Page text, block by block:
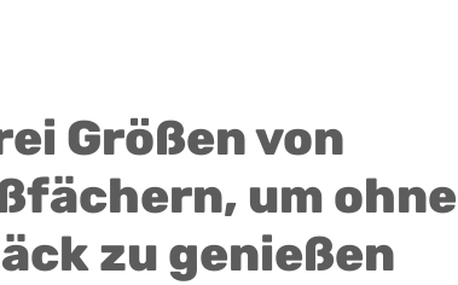
Größen von
um ohne
zu genießen